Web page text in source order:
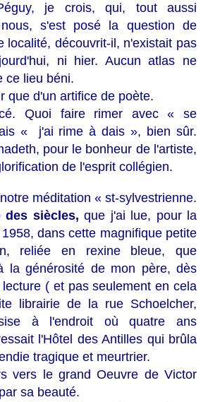
je crois, qui, tout aussi
s'est posé la question de
localité, découvrit-il, n'existait pas
ni hier. Aucun atlas ne
ce lieu béni.
que d'un artifice de poète.
Quoi faire rimer avec « se
« j'ai rime à dais », bien sûr.
pour le bonheur de l'artiste,
de l'esprit collégien.
méditation « st-sylvestrienne.
des siècles, que j'ai lue, pour la
dans cette magnifique petite
reliée en rexine bleue, que
la générosité de mon père, dès
( et pas seulement en cela
librairie de la rue Schoelcher,
à l'endroit où quatre ans
l'Hôtel des Antilles qui brûla
tragique et meurtrier.
vers le grand Oeuvre de Victor
sa beauté.